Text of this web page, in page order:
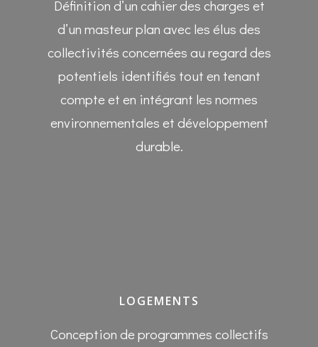
Définition d’un cahier des charges et
d’un masteur plan avec les élus des
collectivités concernées au regard des
potentiels identifiés tout en tenant
compte et en intégrant les normes
environnementales et développement
durable.
LOGEMENTS
Conception de programmes collectifs